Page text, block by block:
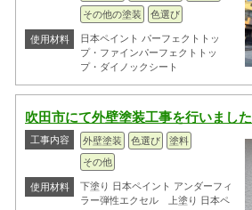
その他の塗装
色選び
使用材料
日本ペイント パーフェクトトッ
プ・ファインパーフェクトトッ
プ・ダイノックシート
吹田市にて外壁塗装工事を行いました
工事内容 外壁塗装 色選び
塗料
その他
使用材料
下塗り 日本ペイント アンダーフィ
ラー弾性エクセル 上塗り 日本ペ